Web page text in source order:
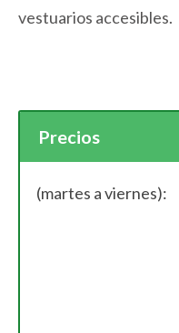
vestuarios accesibles.
Precios
(martes a viernes):